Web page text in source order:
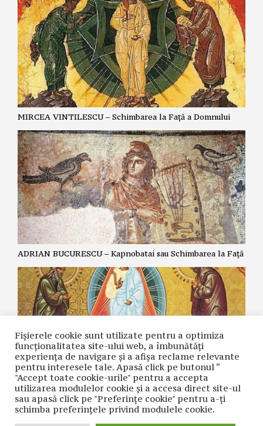
MIRCEA VINTILESCU – Schimbarea la Față a Domnului
ADRIAN BUCURESCU – Kapnobatai sau Schimbarea la Față
ZOE DANTES – Schimbarea la Față și cea de-a cincea
Evanghelie.
Fișierele cookie sunt utilizate pentru a optimiza
funcţionalitatea site-ului web, a îmbunătăţi
experienţa de navigare şi a afişa reclame relevante
pentru interesele tale. Apasă click pe butonul “
"Accept toate cookie-urile" pentru a accepta
utilizarea modulelor cookie şi a accesa direct site-ul
sau apasă click pe "Preferințe cookie" pentru a-ţi
schimba preferinţele privind modulele cookie.